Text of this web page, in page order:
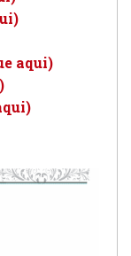
aqui)